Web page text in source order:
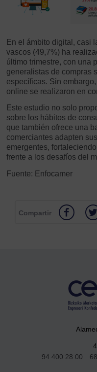
En el ámbito digital, casi
vascos (49,7%) ha
último trimestre, con una
generalistas de compras
específicas. Sin
online se realizaron en
Este estudio no solo
sobre los hábitos de
que también ofrece una
comerciantes adapten
emergentes,
frente a los desafíos del
Fuente: Enfocamer
Compartir
94 400 28 00